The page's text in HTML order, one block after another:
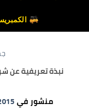
نبذة تعريفية عن
منشور في11-19